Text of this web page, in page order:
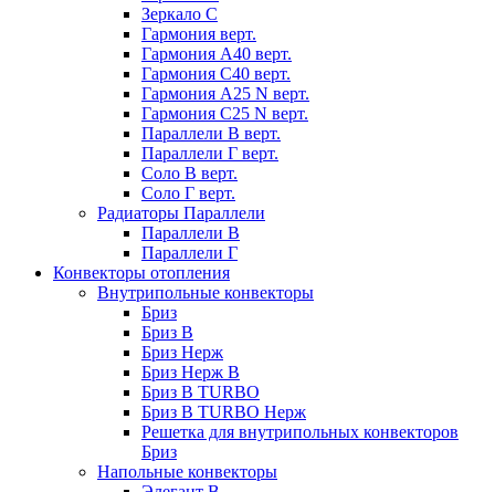
Зеркало С
Гармония верт.
Гармония А40 верт.
Гармония С40 верт.
Гармония А25 N верт.
Гармония С25 N верт.
Параллели В верт.
Параллели Г верт.
Соло В верт.
Соло Г верт.
Радиаторы Параллели
Параллели В
Параллели Г
Конвекторы отопления
Внутрипольные конвекторы
Бриз
Бриз В
Бриз Нерж
Бриз Нерж В
Бриз В TURBO
Бриз В TURBO Нерж
Решетка для внутрипольных конвекторов
Бриз
Напольные конвекторы